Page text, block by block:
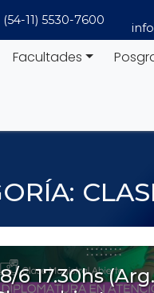
(54-11) 5530-7600
Facultades
6 17.30hs